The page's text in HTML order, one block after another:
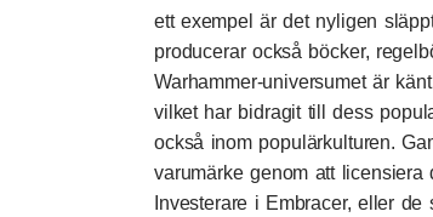
ett exempel är det nyligen
producerar också böcker,
Warhammer-universumet är
vilket har bidragit till dess
också inom populärkulturen.
varumärke genom att licensiera
Investerare i Embracer, eller